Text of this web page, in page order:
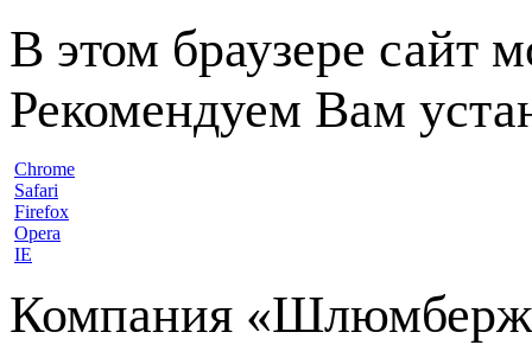
В этом браузере сайт
Рекомендуем Вам
Chrome
Safari
Firefox
Opera
IE
Компания